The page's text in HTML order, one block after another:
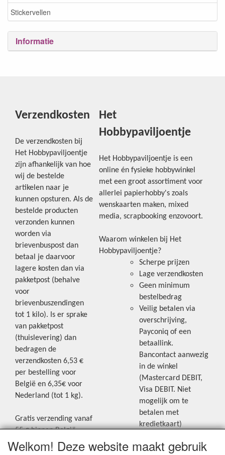
Stickervellen
Informatie
Verzendkosten
De verzendkosten bij
Het Hobbypaviljoentje
zijn afhankelijk van hoe
wij de bestelde
artikelen naar je
kunnen opsturen. Als de
bestelde producten
verzonden kunnen
worden via
brievenbuspost dan
betaal je daarvoor
lagere kosten dan via
pakketpost (behalve
voor
brievenbuszendingen
tot 1 kilo). Is er sprake
van pakketpost
(thuislevering) dan
bedragen de
verzendkosten 6,53 €
per bestelling voor
België en 6,35€ voor
Nederland (tot 1 kg).
Gratis verzending vanaf
55 € binnen België.
Gratis verzending vanaf
Het
Hobbypaviljoentje
Het Hobbypaviljoentje is een
online én fysieke hobbywinkel
met een groot assortiment voor
allerlei papierhobby's zoals
wenskaarten maken, mixed
media, scrapbooking enzovoort.
Waarom winkelen bij Het
Hobbypaviljoentje?
Scherpe prijzen
Lage verzendkosten
Geen minimum
bestelbedrag
Veilig betalen via
overschrijving,
Payconiq of een
betaallink.
Bancontact aanwezig
in de winkel
(Mastercard DEBIT,
Visa DEBIT. Niet
mogelijk om te
betalen met
kredietkaart)
Blijf op de hoogte van de laatste
Welkom! Deze website maakt gebruik